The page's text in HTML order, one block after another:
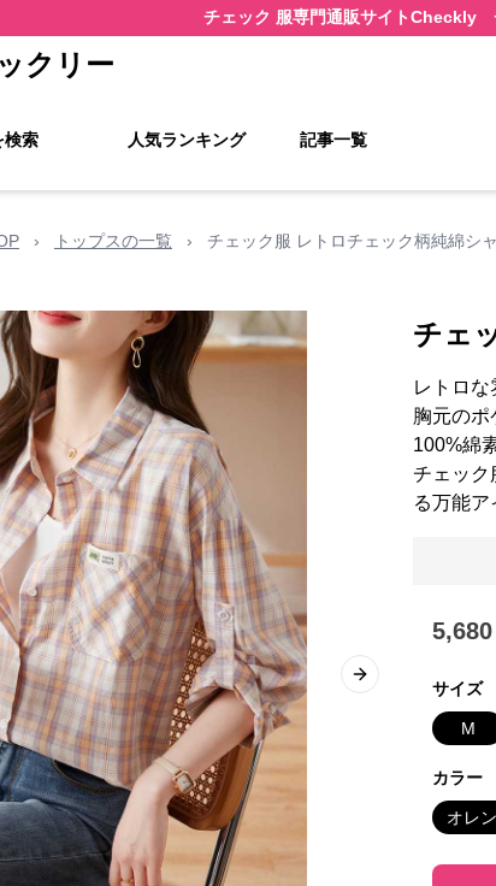
チェック 服専門通販サイトCheckly
クリー
検索 人気ランキング 記事一覧
› トップスの一覧 › チェック服 レトロチェック柄純綿シ
Next slide
チェ
レトロな
胸元のポ
100%綿
チェック
る万能ア
5,680
サイズ
M
カラー
オレ